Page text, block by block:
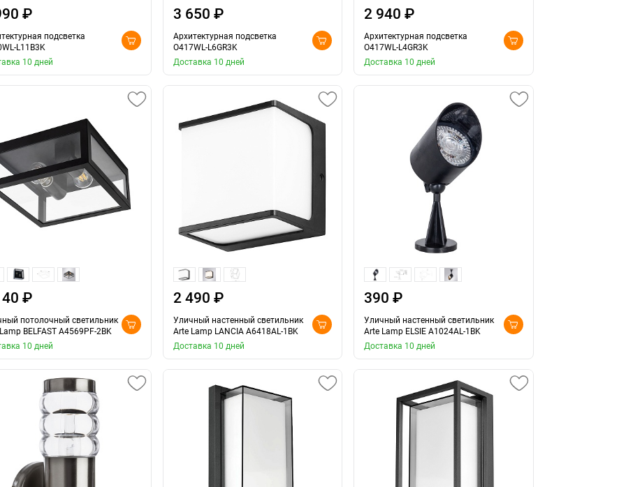
₽
подсветка
L11B3K
10 дней
3 650 ₽
Архитектурная подсветка
O417WL-L6GR3K
Доставка 10 дней
2 940 ₽
Архитектурная подсветка
O417WL-L4GR3K
Доставка 10 дней
₽
потолочный светильник
BELFAST A4569PF-2BK
10 дней
2 490 ₽
Уличный настенный светильник
Arte Lamp LANCIA A6418AL-1BK
Доставка 10 дней
390 ₽
Уличный настенный светильник
Arte Lamp ELSIE A1024AL-1BK
Доставка 10 дней